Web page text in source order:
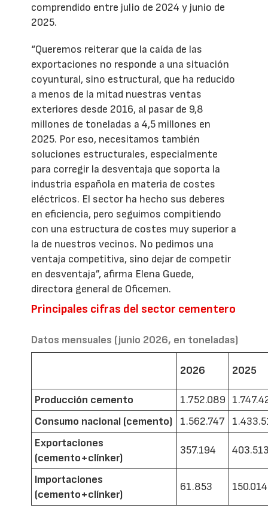
comprendido entre julio de 2024 y junio de
2025.
“Queremos reiterar que la caída de las
exportaciones no responde a una situación
coyuntural, sino estructural, que ha reducido
a menos de la mitad nuestras ventas
exteriores desde 2016, al pasar de 9,8
millones de toneladas a 4,5 millones en
2025. Por eso, necesitamos también
soluciones estructurales, especialmente
para corregir la desventaja que soporta la
industria española en materia de costes
eléctricos. El sector ha hecho sus deberes
en eficiencia, pero seguimos compitiendo
con una estructura de costes muy superior a
la de nuestros vecinos. No pedimos una
ventaja competitiva, sino dejar de competir
en desventaja”, afirma Elena Guede,
directora general de Oficemen.
Principales cifras del sector cementero
Datos mensuales (junio 2026, en toneladas)
2026 2025
Producción cemento 1.752.089
Consumo nacional (cemento)
1.562.747
Exportaciones
(cemento+clínker)
357.194
Importaciones
(cemento+clínker)
61.853 150.014